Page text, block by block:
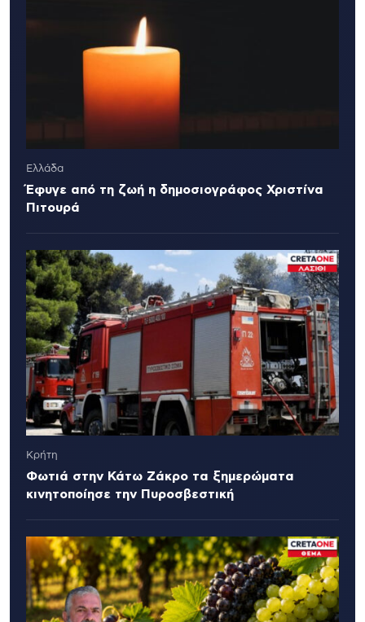
Ελλάδα
Έφυγε από τη ζωή η δημοσιογράφος Χριστίνα
Πιτουρά
Κρήτη
Φωτιά στην Κάτω Ζάκρο τα ξημερώματα
κινητοποίησε την Πυροσβεστική